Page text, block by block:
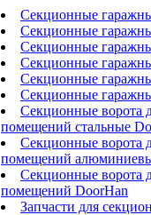
Секционные
Секционные
Секционные
Секционные
Секционные
Секционные
Секционные ворота
помещений стальные
Секционные ворота
помещений
Секционные ворота
помещений DoorHan
Запчасти для